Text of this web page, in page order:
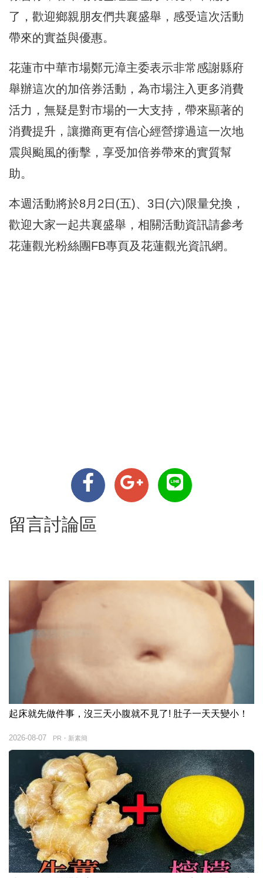
了，歡迎鄉親朋友們共襄盛舉，感受這次活動
帶來的實益與優惠。
花蓮市中華市場鄭元漳主委表示非常感謝縣府
舉辦這次的加倍券活動，為市場注入更多消費
活力，無疑是對市場的一大支持，帶來顯著的
消費提升，讓攤商更有信心經營撐過這一次地
震與颱風的衝擊，享受加倍券帶來的實質幫
助。
本週活動將於8月2日(五)、3日(六)限量兌換，
歡迎大家一起共襄盛舉，相關活動資訊請參考
花蓮觀光粉絲團FB專頁及花蓮觀光資訊網。
留言討論區
起床就先做件事，沒三天小腹就不見了! 肚子一天天變小！
PR・新素簡
2026-08-07